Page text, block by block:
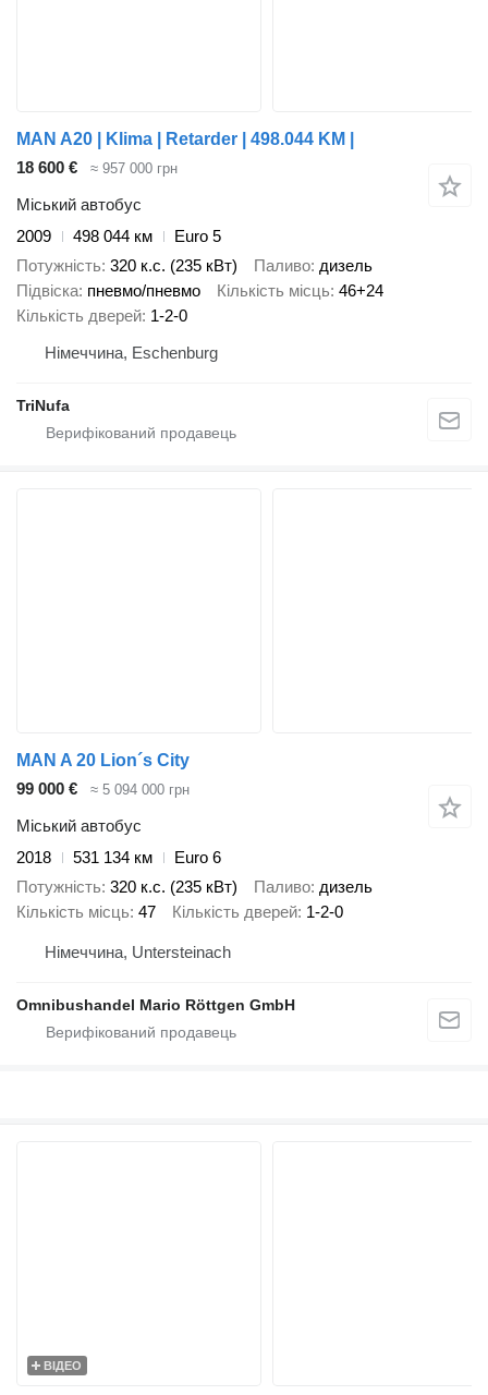
MAN A20 | Klima | Retarder | 498.044 KM |
18 600 €
≈ 957 000 грн
Міський автобус
2009
498 044 км
Euro 5
Потужність 320 к.с. (235 кВт) Паливо дизель
Підвіска пневмо/пневмо Кількість місць 46+24
Кількість дверей 1-2-0
Німеччина, Eschenburg
TriNufa
MAN A 20 Lion´s City
99 000 €
≈ 5 094 000 грн
Міський автобус
2018
531 134 км
Euro 6
Потужність 320 к.с. (235 кВт) Паливо дизель
Кількість місць 47 Кількість дверей 1-2-0
Німеччина, Untersteinach
Omnibushandel Mario Röttgen GmbH
ВІДЕО